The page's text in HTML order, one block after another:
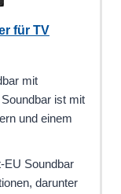
für TV
mit
ist mit
und einem
EU Soundbar
darunter